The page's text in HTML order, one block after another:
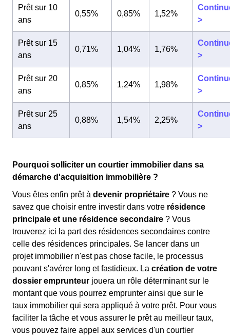
Prêt sur 10
ans
0,55% 0,85% 1,52%
>
Prêt sur 15
ans
0,71% 1,04% 1,76%
>
Prêt sur 20
ans
0,85% 1,24% 1,98%
>
Prêt sur 25
ans
0,88% 1,54% 2,25%
>
Pourquoi solliciter un courtier immobilier dans sa
démarche d'acquisition immobilière ?
Vous êtes enfin prêt à devenir propriétaire ? Vous ne
savez que choisir entre investir dans votre résidence
principale et une résidence secondaire ? Vous
trouverez ici la part des résidences secondaires contre
celle des résidences principales. Se lancer dans un
projet immobilier n'est pas chose facile, le processus
pouvant s'avérer long et fastidieux. La création de votre
dossier emprunteur jouera un rôle déterminant sur le
montant que vous pourrez emprunter ainsi que sur le
taux immobilier qui sera appliqué à votre prêt. Pour vous
faciliter la tâche et vous assurer le prêt au meilleur taux,
vous pouvez faire appel aux services d'un courtier